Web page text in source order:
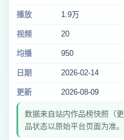
播放 1.9万
视频 20
均播 950
日期 2026-02-14
更新 2026-08-09
数据来自站内作品榜快照（
品状态以原始平台页面为准。